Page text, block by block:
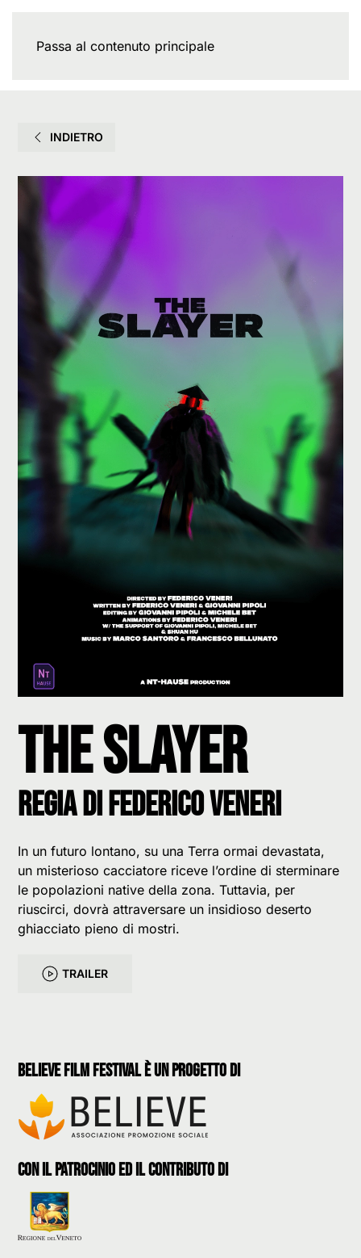
Passa al contenuto principale
INDIETRO
The Slayer
Regia di Federico Veneri
In un futuro lontano, su una Terra ormai devastata,
un misterioso cacciatore riceve l’ordine di sterminare
le popolazioni native della zona. Tuttavia, per
riuscirci, dovrà attraversare un insidioso deserto
ghiacciato pieno di mostri.
TRAILER
believe film festival è un progetto di
con il patrocinio ed il contributo di